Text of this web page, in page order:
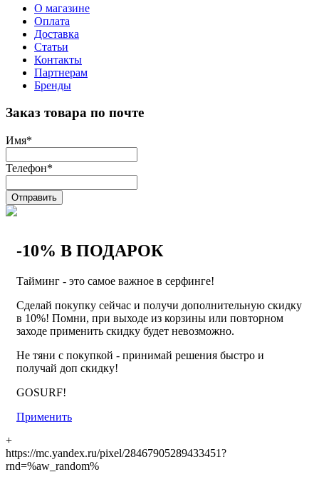
О магазине
Оплата
Доставка
Статьи
Контакты
Партнерам
Бренды
Заказ товара по почте
Имя*
Телефон*
Отправить
-10% В ПОДАРОК
Тайминг - это самое важное в серфинге!
Сделай покупку сейчас и получи дополнительную скидку
в 10%! Помни, при выходе из корзины или повторном
заходе применить скидку будет невозможно.
Не тяни с покупкой - принимай решения быстро и
получай доп скидку!
GOSURF!
Применить
+
https://mc.yandex.ru/pixel/28467905289433451?
rnd=%aw_random%